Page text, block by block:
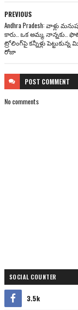
PREVIOUS
Andhra Pradesh: వాళ్లు
కారు.. ఒక అమ్మ‌, నాన్న‌కు..
ట్రోలింగ్‌పై కన్నీళ్లు పెట్టుకున్న
రోజా
POST COMMENT
No comments
SOCIAL COUNTER
3.5k